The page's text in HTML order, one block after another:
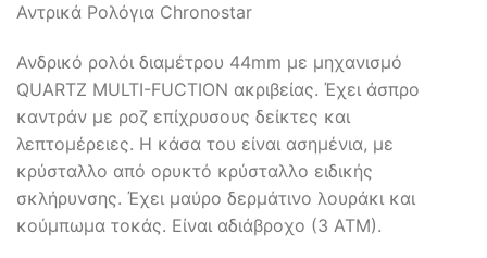
Αντρικά Ρολόγια Chronostar
Ανδρικό ρολόι διαμέτρου 44mm με μηχανισμό
QUARTZ MULTI-FUCTION ακριβείας. Έχει άσπρο
καντράν με ροζ επίχρυσους δείκτες και
λεπτομέρειες. Η κάσα του είναι ασημένια, με
κρύσταλλο από ορυκτό κρύσταλλο ειδικής
σκλήρυνσης. Έχει μαύρο δερμάτινο λουράκι και
κούμπωμα τοκάς. Είναι αδιάβροχο (3 ΑΤΜ).